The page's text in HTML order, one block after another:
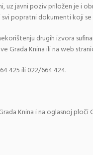
uz javni poziv priložen je i
popratni dokumenti koji
drugih izvora
Grada Knina ili na web
425 ili 022/664 424.
Knina i na oglasnoj ploči